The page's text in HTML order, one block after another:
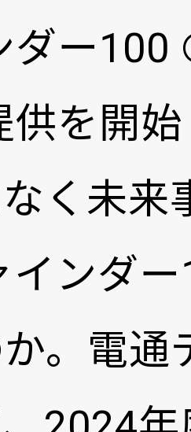
ダー
を開
く未来
インダ
。電通